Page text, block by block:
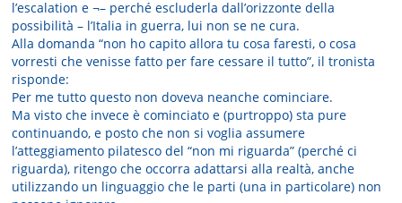
l’escalation e ¬– perché escluderla dall’orizzonte della
possibilità – l’Italia in guerra, lui non se ne cura.
Alla domanda “non ho capito allora tu cosa faresti, o cosa
vorresti che venisse fatto per fare cessare il tutto”, il tronista
risponde:
Per me tutto questo non doveva neanche cominciare.
Ma visto che invece è cominciato e (purtroppo) sta pure
continuando, e posto che non si voglia assumere
l’atteggiamento pilatesco del “non mi riguarda” (perché ci
riguarda), ritengo che occorra adattarsi alla realtà, anche
utilizzando un linguaggio che le parti (una in particolare) non